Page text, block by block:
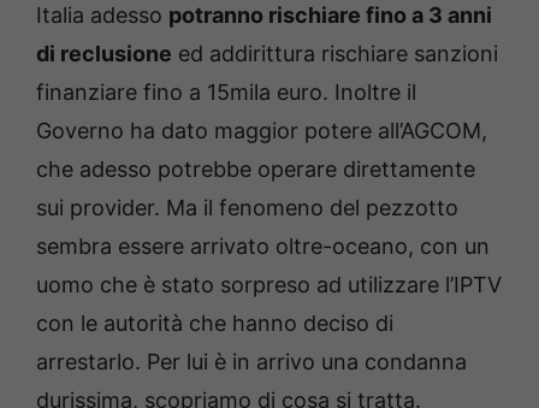
Italia adesso potranno rischiare fino a 3 anni
di reclusione ed addirittura rischiare sanzioni
finanziare fino a 15mila euro. Inoltre il
Governo ha dato maggior potere all’AGCOM,
che adesso potrebbe operare direttamente
sui provider. Ma il fenomeno del pezzotto
sembra essere arrivato oltre-oceano, con un
uomo che è stato sorpreso ad utilizzare l’IPTV
con le autorità che hanno deciso di
arrestarlo. Per lui è in arrivo una condanna
durissima, scopriamo di cosa si tratta.